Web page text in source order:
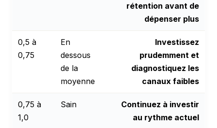
rétention avant de
dépenser plus
0,5 à
0,75
En
dessous
de la
moyenne
Investissez
prudemment et
diagnostiquez les
canaux faibles
0,75 à
1,0
Sain
Continuez à investir
au rythme actuel